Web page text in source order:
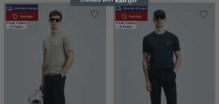
Ücretsiz Kargo
Yeni Ürün
Vade farksız
6 Taksit
Ücretsiz Kargo
Yeni Ürün
Vade farksız
6 Taksit